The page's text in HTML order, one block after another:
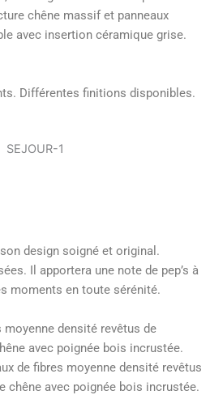
chêne massif et panneaux
avec insertion céramique grise.
Différentes finitions disponibles.
design soigné et original.
Il apportera une note de pep’s à
moments en toute sérénité.
moyenne densité revêtus de
avec poignée bois incrustée.
de fibres moyenne densité revêtus
chêne avec poignée bois incrustée.